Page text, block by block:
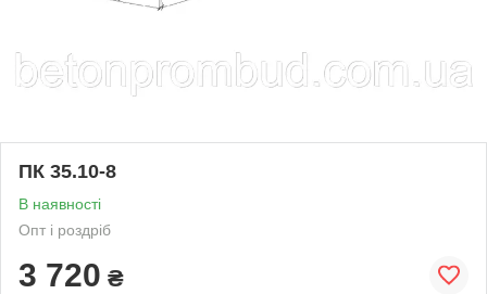
ПК 35.10-8
В наявності
Опт і роздріб
3 720 ₴